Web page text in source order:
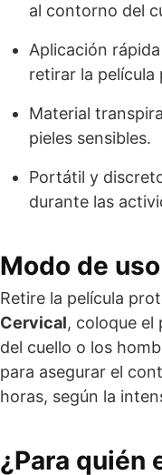
al contorno del
Aplicación
retirar la
Material
pieles sensibles.
Portátil y
durante las
Modo de uso
Retire la película
Cervical, coloque el
del cuello o los
para asegurar el
horas, según la
¿Para quién